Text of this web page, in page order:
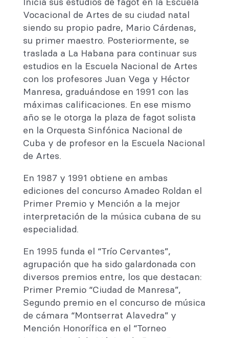
Vocacional de Artes de su ciudad natal
siendo su propio padre, Mario Cárdenas,
su primer maestro. Posteriormente, se
traslada a La Habana para continuar sus
estudios en la Escuela Nacional de Artes
con los profesores Juan Vega y Héctor
Manresa, graduándose en 1991 con las
máximas calificaciones. En ese mismo
año se le otorga la plaza de fagot solista
en la Orquesta Sinfónica Nacional de
Cuba y de profesor en la Escuela Nacional
de Artes.
En 1987 y 1991 obtiene en ambas
ediciones del concurso Amadeo Roldan el
Primer Premio y Mención a la mejor
interpretación de la música cubana de su
especialidad.
En 1995 funda el “Trío Cervantes”,
agrupación que ha sido galardonada con
diversos premios entre, los que destacan:
Primer Premio “Ciudad de Manresa”,
Segundo premio en el concurso de música
de cámara “Montserrat Alavedra” y
Mención Honorífica en el “Torneo